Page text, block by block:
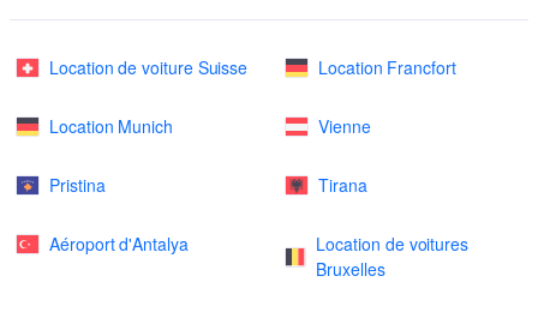
Location de voiture Suisse Location Francfort
Location Munich Vienne
Pristina Tirana
Aéroport d'Antalya
Location de voitures
Bruxelles